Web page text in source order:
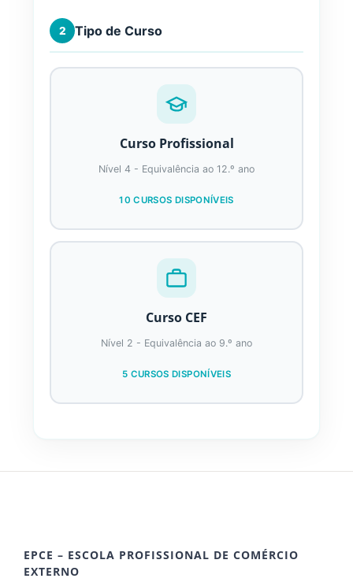
2 Tipo de Curso
Curso Profissional
Nível 4 - Equivalência ao 12.º ano
10 CURSOS DISPONÍVEIS
Curso CEF
Nível 2 - Equivalência ao 9.º ano
5 CURSOS DISPONÍVEIS
EPCE – ESCOLA PROFISSIONAL DE COMÉRCIO
EXTERNO